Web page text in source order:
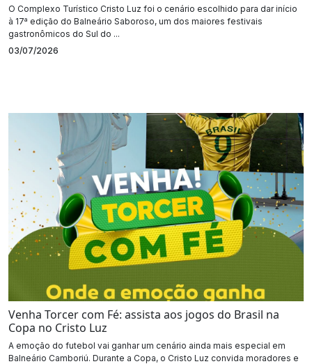
O Complexo Turístico Cristo Luz foi o cenário escolhido para dar início
à 17ª edição do Balneário Saboroso, um dos maiores festivais
gastronômicos do Sul do ...
03/07/2026
Venha Torcer com Fé: assista aos jogos do Brasil na
Copa no Cristo Luz
A emoção do futebol vai ganhar um cenário ainda mais especial em
Balneário Camboriú. Durante a Copa, o Cristo Luz convida moradores e